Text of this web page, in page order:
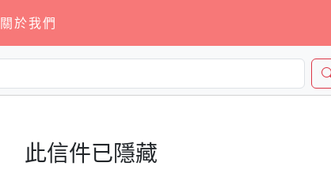
關於我們
此信件已隱藏